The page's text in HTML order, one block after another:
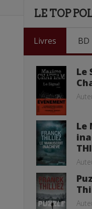
LE TOP
Livres BD
Le
Le